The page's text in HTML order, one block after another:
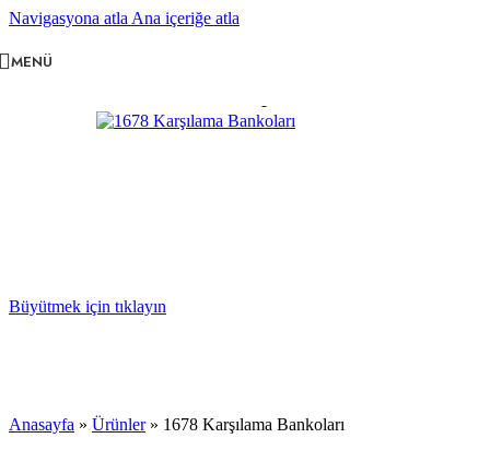
Navigasyona atla Ana içeriğe atla
MENÜ
Büyütmek için tıklayın
Anasayfa » Ürünler» 1678 Karşılama Bankoları